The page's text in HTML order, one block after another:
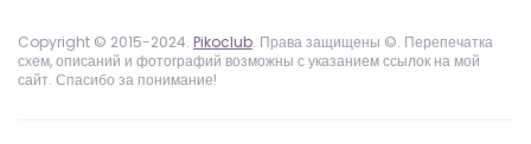
Copyright © 2015-2024. Pikoclub. Права защищены ©. Перепечатка
схем, описаний и фотографий возможны с указанием ссылок на мой
сайт. Спасибо за понимание!